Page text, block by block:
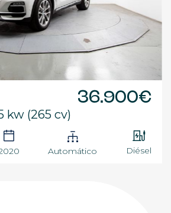
kw (265 cv)
36.900€
Automático Diésel